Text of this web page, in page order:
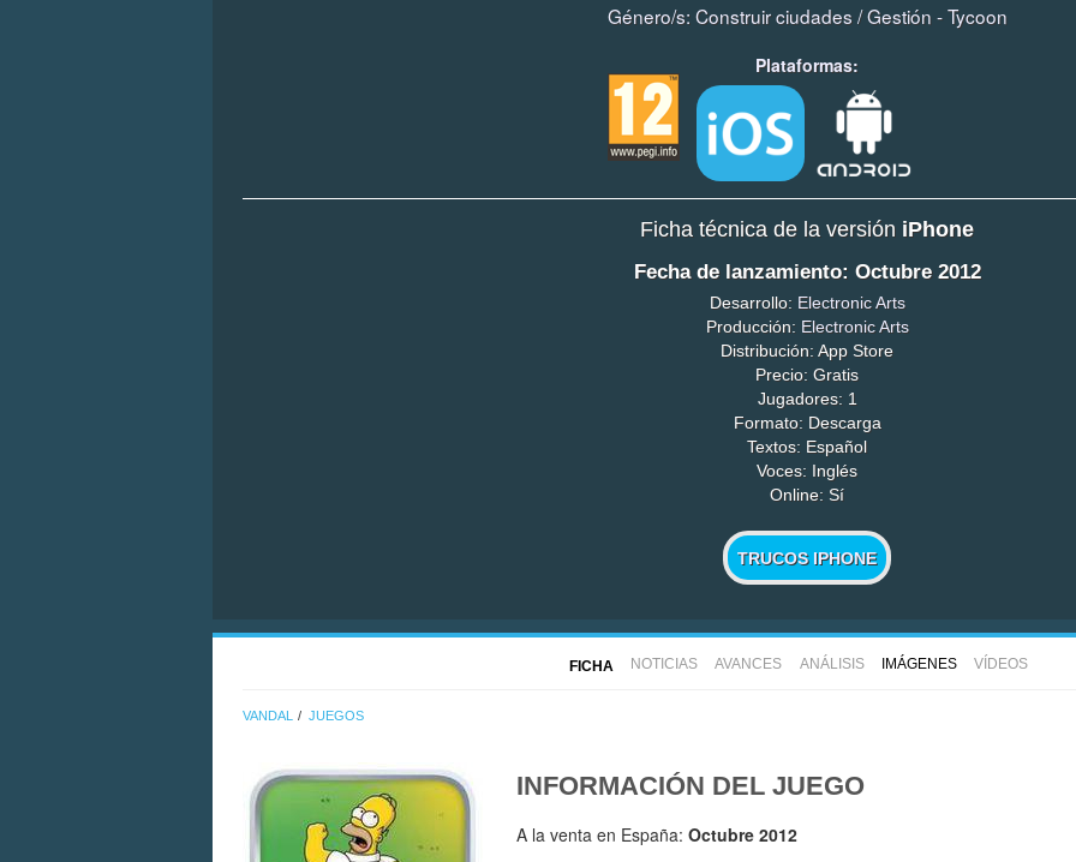
Género/s: Construir ciudades/Gestión - Tycoon
Plataformas:
Ficha técnica de la versión iPhone
Fecha de lanzamiento: Octubre 2012
Desarrollo: Electronic Arts
Producción: Electronic Arts
Distribución: App Store
Precio: Gratis
Jugadores: 1
Formato: Descarga
Textos: Español
Voces: Inglés
Online: Sí
TRUCOS IPHONE
FICHA NOTICIAS AVANCES ANÁLISIS IMÁGENES VÍDEOS
VANDAL JUEGOS
INFORMACIÓN DEL JUEGO
A la venta en España: Octubre 2012